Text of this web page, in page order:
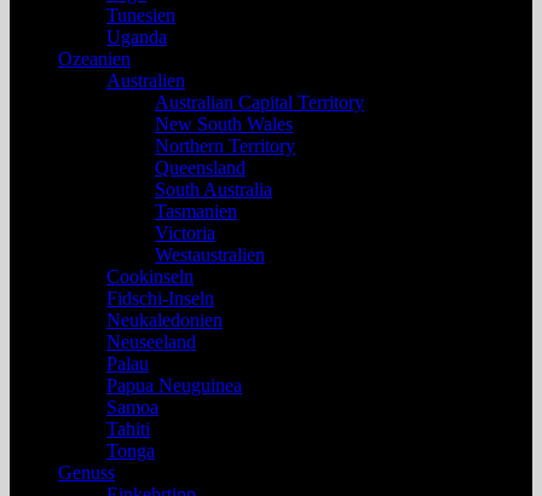
Tunesien
Uganda
Ozeanien
Australien
Australian Capital Territory
New South Wales
Northern Territory
Queensland
South Australia
Tasmanien
Victoria
Westaustralien
Cookinseln
Fidschi-Inseln
Neukaledonien
Neuseeland
Palau
Papua Neuguinea
Samoa
Tahiti
Tonga
Genuss